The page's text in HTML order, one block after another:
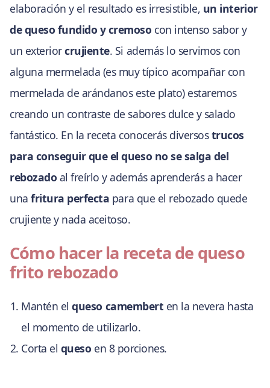
elaboración y el resultado es irresistible, un interior
de queso fundido y cremoso con intenso sabor y
un exteriorcrujiente. Si además lo servimos con
alguna mermelada (es muy típico acompañar con
mermelada de arándanos este plato) estaremos
creando un contraste de sabores dulce y salado
fantástico. En la receta conocerás diversostrucos
para conseguir que el queso no se salga del
rebozado al freírlo y además aprenderás a hacer
unafritura perfecta para que el rebozado quede
crujiente y nada aceitoso.
Cómo hacer la receta de queso
frito rebozado
Mantén elqueso camembert en la nevera hasta
el momento de utilizarlo.
Corta el queso en 8 porciones.